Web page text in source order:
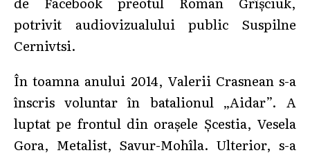
potrivit audiovizualului public Suspilne
Cernivtsi.
În toamna anului 2014, Valerii Crasnean s-a
înscris voluntar în batalionul „Aidar”. A
luptat pe frontul din orașele Șcestia, Vesela
Gora, Metalist, Savur-Mohîla. Ulterior, s-a